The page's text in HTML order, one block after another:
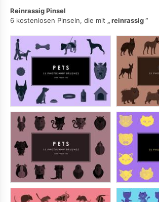
Reinrassig Pinsel
6 kostenlosen Pinseln, die mit
reinrassig